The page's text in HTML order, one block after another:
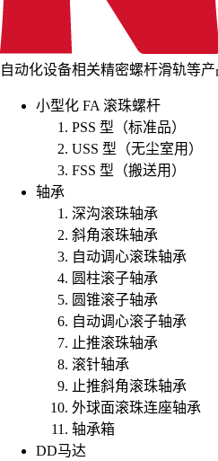
自动化设备相关精密螺杆滑轨等
小型化 FA 滚珠螺杆
PSS 型（标准品）
USS 型（无尘室用）
FSS 型（搬送用）
轴承
深沟滚珠轴承
斜角滚珠轴承
自动调心滚珠轴承
圆柱滚子轴承
圆锥滚子轴承
自动调心滚子轴承
止推滚珠轴承
滚针轴承
止推斜角滚珠轴承
外球面滚珠连座轴承
轴承箱
DD马达